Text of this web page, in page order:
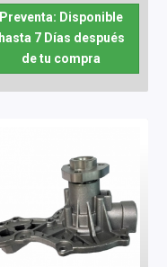
Preventa: Disponible
hasta 7 Días después
de tu compra